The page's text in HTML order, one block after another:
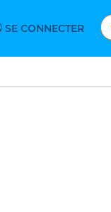
SE CONNECTER